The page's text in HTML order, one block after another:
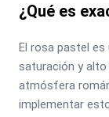
¿Qué es
El rosa pastel
saturación y alto
atmósfera
implementar